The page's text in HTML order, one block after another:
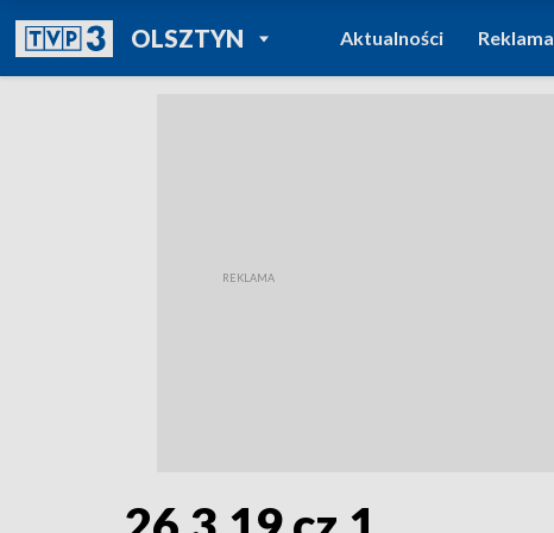
OLSZTYNPOWRÓT DO
TVP REGIONY
Aktualności Reklama